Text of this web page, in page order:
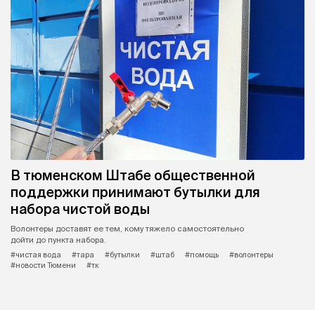
В тюменском Штабе общественной
поддержки принимают бутылки для
набора чистой воды
Волонтеры доставят ее тем, кому тяжело самостоятельно
дойти до пункта набора.
#чистая вода
#тара #бутылки #штаб #помощь
#волонтеры
#новости Тюмени
#тк